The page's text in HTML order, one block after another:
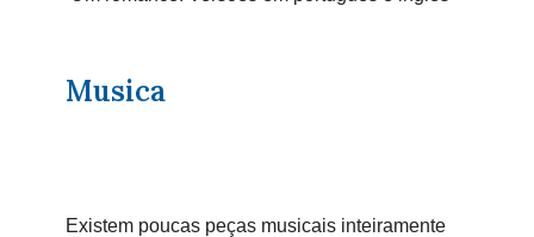
Musica
Existem poucas peças musicais inteiramente